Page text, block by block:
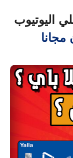
اليوتيوب
مجانا